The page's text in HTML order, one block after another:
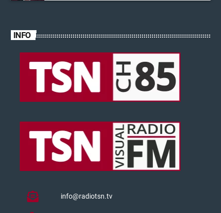
INFO
info@radiotsn.tv